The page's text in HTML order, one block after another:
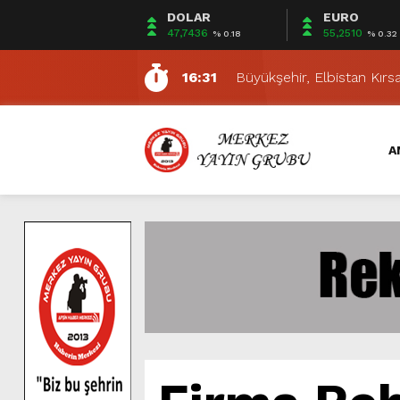
DOLAR
47,7436 % 0.18
EURO
55,2510 % 0.32
16:39
Büyükşehir’den Yeni
6:10
Elbistan’da Nöbetçi
16:31
Büyükşehir, Elbistan
5:35
Belediye Başkanlarından
5:24
ELBİSTAN 2. KİTAP
14:01
DULKADİROĞLU
7:11
Büyükşehir, Andırın’da
7:09
Uluslararası Geleneksel
Büyükşehir İtfaiyesi
Büyükşehir’den Andırın
6:10
Elbistan’da Nöbetçi